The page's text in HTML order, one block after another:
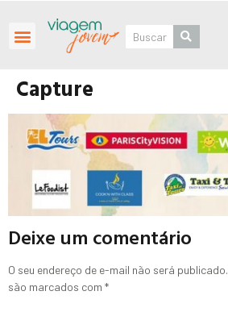
Capture
Deixe um comentário
O seu endereço de e-mail não será publicado.
são marcados com *